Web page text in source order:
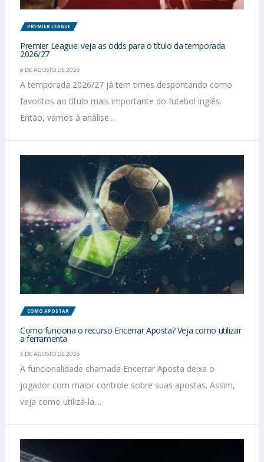
PREMIER LEAGUE
Premier League: veja as odds para o título da temporada
2026/27
6 DE AGOSTO DE 2026
A temporada 2026/27 já tem times despontando como
favoritos ao título mais importante do futebol inglês.
Então, vamos à análise...
COMO APOSTAR
Como funciona o recurso Encerrar Aposta? Veja como utilizar
a ferramenta
5 DE AGOSTO DE 2026
A funcionalidade chamada Encerrar Aposta deixa o
jogador com maior controle sobre suas apostas. Assim,
veja como utilizá-la....